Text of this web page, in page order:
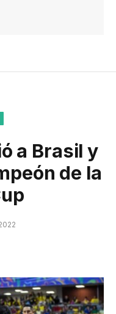
a Brasil y
de la